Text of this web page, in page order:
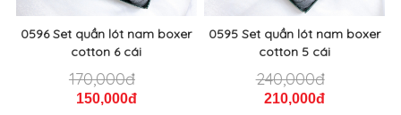
0596 Set quần lót nam boxer
cotton 6 cái
170,000đ
150,000đ
0595 Set quần lót nam boxer
cotton 5 cái
240,000đ
210,000đ